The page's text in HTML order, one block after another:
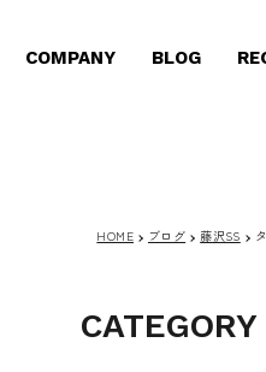
COMPANY BLOG
HOME ブログ 藤沢SS
CATEGORY